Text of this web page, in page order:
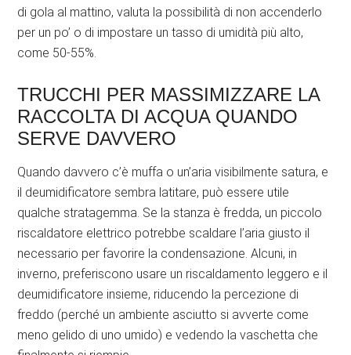
di gola al mattino, valuta la possibilità di non accenderlo
per un po’ o di impostare un tasso di umidità più alto,
come 50-55%.
TRUCCHI PER MASSIMIZZARE LA
RACCOLTA DI ACQUA QUANDO
SERVE DAVVERO
Quando davvero c’è muffa o un’aria visibilmente satura, e
il deumidificatore sembra latitare, può essere utile
qualche stratagemma. Se la stanza è fredda, un piccolo
riscaldatore elettrico potrebbe scaldare l’aria giusto il
necessario per favorire la condensazione. Alcuni, in
inverno, preferiscono usare un riscaldamento leggero e il
deumidificatore insieme, riducendo la percezione di
freddo (perché un ambiente asciutto si avverte come
meno gelido di uno umido) e vedendo la vaschetta che